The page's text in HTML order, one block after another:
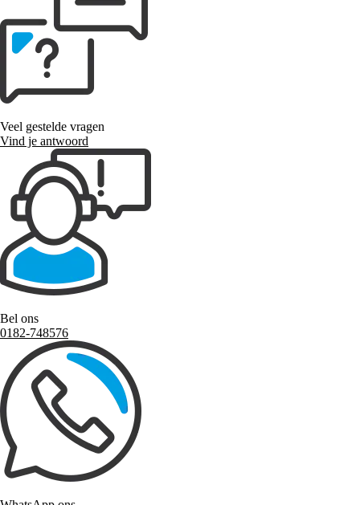
Veel gestelde vragen
Vind je antwoord
Bel ons
0182-748576